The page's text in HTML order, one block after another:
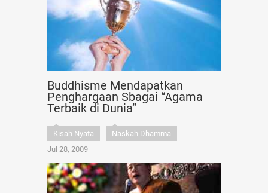
Buddhisme Mendapatkan
Penghargaan Sbagai “Agama
Terbaik di Dunia”
Kisah Nyata
Naskah Dhamma
Jul 28, 2009